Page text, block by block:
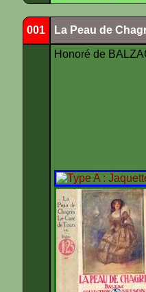
001 La Peau de
Honoré de